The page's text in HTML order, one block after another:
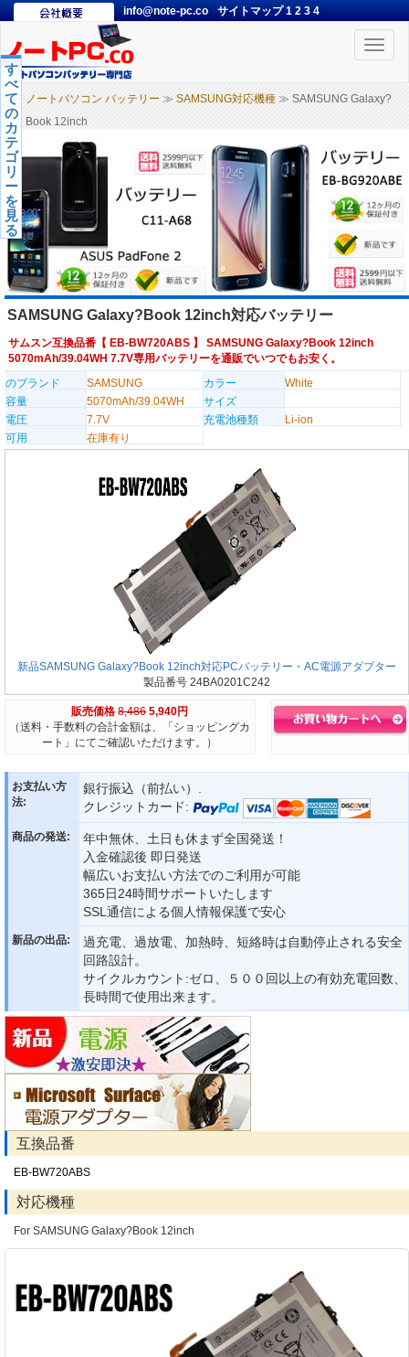
info@note-pc.co サイトマップ1 2 3 4
Toggle
ノートパソコン バッテリー ≫ SAMSUNG対応機種 ≫ SAMSUNG Galaxy?
Book 12inch
す
べ
て
の
カ
テ
ゴ
リ
ー
を
見
る
SAMSUNG Galaxy?Book 12inch対応バッテリー
サムスン互換品番【 EB-BW720ABS 】 SAMSUNG Galaxy?Book 12inch
5070mAh/39.04WH 7.7V専用バッテリーを通販でいつでもお安く。
のブランド
SAMSUNG カラー
White
容量
5070mAh/39.04WH
サイズ
電圧
7.7V 充電池種類
Li-ion
可用
在庫有り
新品SAMSUNG Galaxy?Book 12inch対応PCバッテリー・AC電源アダプター
製品番号 24BA0201C242
販売価格 8,486 5,940円
（送料・手数料の合計金額は、「ショッピングカ
ート」にてご確認いただけます。）
お支払い方
法:
銀行振込（前払い）.
クレジットカード:
商品の発送:
年中無休、土日も休まず全国発送！
入金確認後 即日発送
幅広いお支払い方法でのご利用が可能
365日24時間サポートいたします
SSL通信による個人情報保護で安心
新品の出品:
過充電、過放電、加熱時、短絡時は自動停止される安全
回路設計。
サイクルカウント:ゼロ、５００回以上の有効充電回数、
長時間で使用出来ます。
互換品番
EB-BW720ABS
対応機種
For SAMSUNG Galaxy?Book 12inch